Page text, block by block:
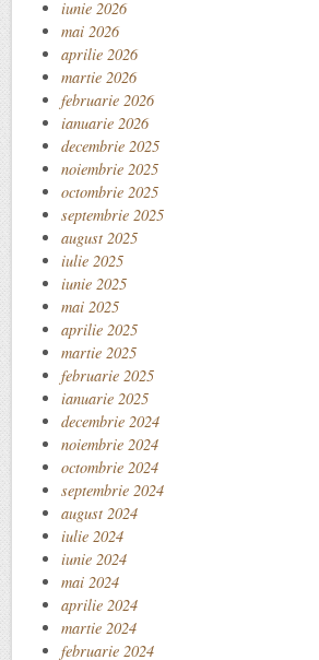
iunie 2026
mai 2026
aprilie 2026
martie 2026
februarie 2026
ianuarie 2026
decembrie 2025
noiembrie 2025
octombrie 2025
septembrie 2025
august 2025
iulie 2025
iunie 2025
mai 2025
aprilie 2025
martie 2025
februarie 2025
ianuarie 2025
decembrie 2024
noiembrie 2024
octombrie 2024
septembrie 2024
august 2024
iulie 2024
iunie 2024
mai 2024
aprilie 2024
martie 2024
februarie 2024